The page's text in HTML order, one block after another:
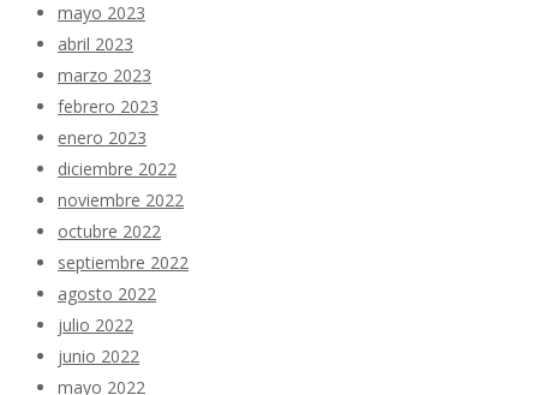
mayo 2023
abril 2023
marzo 2023
febrero 2023
enero 2023
diciembre 2022
noviembre 2022
octubre 2022
septiembre 2022
agosto 2022
julio 2022
junio 2022
mayo 2022